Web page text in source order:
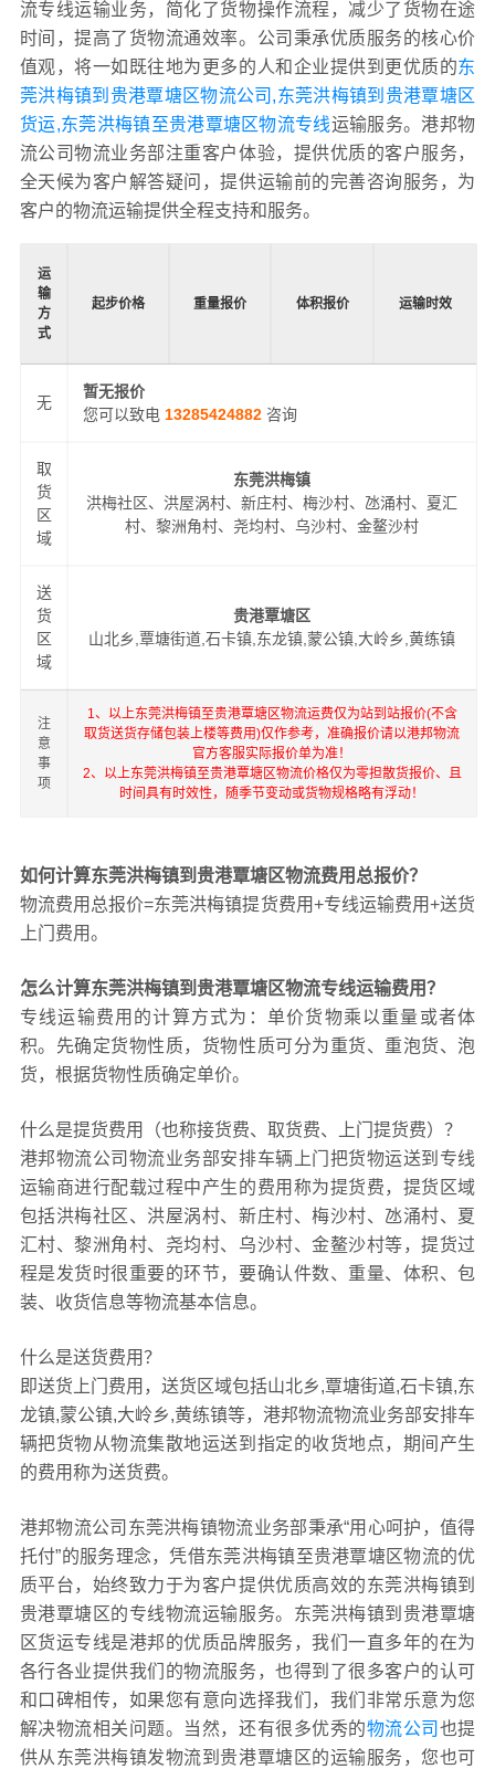
流专线运输业务，简化了货物操作流程，减少了货物在途
时间，提高了货物流通效率。公司秉承优质服务的核心价
值观，将一如既往地为更多的人和企业提供到更优质的东
莞洪梅镇到贵港覃塘区物流公司,东莞洪梅镇到贵港覃塘区
货运,东莞洪梅镇至贵港覃塘区物流专线运输服务。港邦物
流公司物流业务部注重客户体验，提供优质的客户服务，
全天候为客户解答疑问，提供运输前的完善咨询服务，为
客户的物流运输提供全程支持和服务。
运
输
方
式
起步价格 重量报价 体积报价 运输时效
无
暂无报价
您可以致电 13285424882 咨询
取
货
区
域
东莞洪梅镇
洪梅社区、洪屋涡村、新庄村、梅沙村、氹涌村、夏汇
村、黎洲角村、尧均村、乌沙村、金鳌沙村
送
货
区
域
贵港覃塘区
山北乡,覃塘街道,石卡镇,东龙镇,蒙公镇,大岭乡,黄练镇
注
意
事
项
1、以上东莞洪梅镇至贵港覃塘区物流运费仅为站到站报价(不含
取货送货存储包装上楼等费用)仅作参考，准确报价请以港邦物流
官方客服实际报价单为准！
2、以上东莞洪梅镇至贵港覃塘区物流价格仅为零担散货报价、且
时间具有时效性，随季节变动或货物规格略有浮动！
如何计算东莞洪梅镇到贵港覃塘区物流费用总报价？
物流费用总报价=东莞洪梅镇提货费用+专线运输费用+送货
上门费用。
怎么计算东莞洪梅镇到贵港覃塘区物流专线运输费用？
专线运输费用的计算方式为：单价货物乘以重量或者体
积。先确定货物性质，货物性质可分为重货、重泡货、泡
货，根据货物性质确定单价。
什么是提货费用（也称接货费、取货费、上门提货费）？
港邦物流公司物流业务部安排车辆上门把货物运送到专线
运输商进行配载过程中产生的费用称为提货费，提货区域
包括洪梅社区、洪屋涡村、新庄村、梅沙村、氹涌村、夏
汇村、黎洲角村、尧均村、乌沙村、金鳌沙村等，提货过
程是发货时很重要的环节，要确认件数、重量、体积、包
装、收货信息等物流基本信息。
什么是送货费用？
即送货上门费用，送货区域包括山北乡,覃塘街道,石卡镇,东
龙镇,蒙公镇,大岭乡,黄练镇等，港邦物流物流业务部安排车
辆把货物从物流集散地运送到指定的收货地点，期间产生
的费用称为送货费。
港邦物流公司东莞洪梅镇物流业务部秉承“用心呵护，值得
托付”的服务理念，凭借东莞洪梅镇至贵港覃塘区物流的优
质平台，始终致力于为客户提供优质高效的东莞洪梅镇到
贵港覃塘区的专线物流运输服务。东莞洪梅镇到贵港覃塘
区货运专线是港邦的优质品牌服务，我们一直多年的在为
各行各业提供我们的物流服务，也得到了很多客户的认可
和口碑相传，如果您有意向选择我们，我们非常乐意为您
解决物流相关问题。当然，还有很多优秀的物流公司 也提
供从东莞洪梅镇发物流到贵港覃塘区的运输服务，您也可